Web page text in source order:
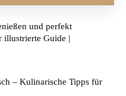
und perfekt
illustrierte Guide |
– Kulinarische Tipps für